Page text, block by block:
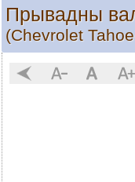
Прывадны
(Chevrolet